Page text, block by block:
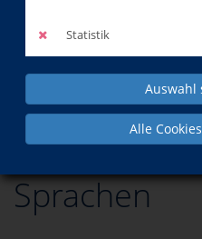
Statistik
Auswahl
Alle
Sprachen